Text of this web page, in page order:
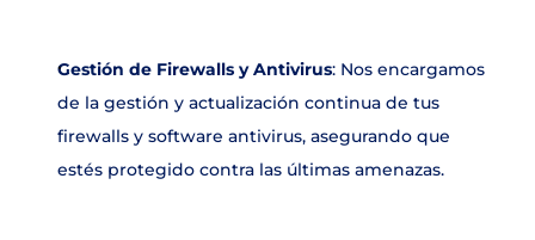
Gestión de Firewalls y Antivirus: Nos encargamos
de la gestión y actualización continua de tus
firewalls y software antivirus, asegurando que
estés protegido contra las últimas amenazas.